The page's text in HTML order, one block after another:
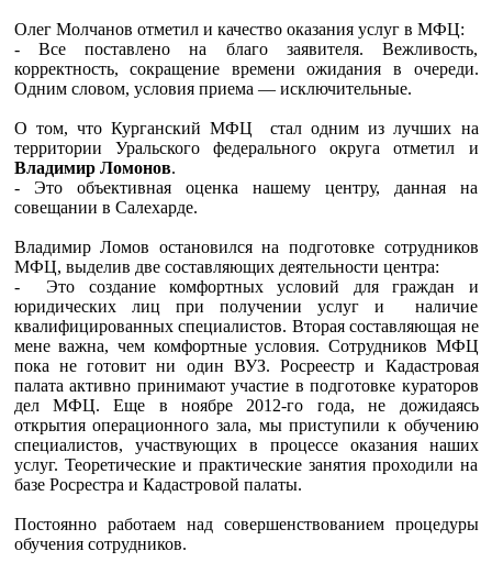
Олег Молчанов отметил и качество оказания услуг в МФЦ:
- Все поставлено на благо заявителя. Вежливость,
корректность, сокращение времени ожидания в очереди.
Одним словом, условия приема — исключительные.
О том, что Курганский МФЦ стал одним из лучших на
территории Уральского федерального округа отметил и
Владимир Ломонов.
- Это объективная оценка нашему центру, данная на
совещании в Салехарде.
Владимир Ломов остановился на подготовке сотрудников
МФЦ, выделив две составляющих деятельности центра:
- Это создание комфортных условий для граждан и
юридических лиц при получении услуг и наличие
квалифицированных специалистов. Вторая составляющая не
мене важна, чем комфортные условия. Сотрудников МФЦ
пока не готовит ни один ВУЗ. Росреестр и Кадастровая
палата активно принимают участие в подготовке кураторов
дел МФЦ. Еще в ноябре 2012-го года, не дожидаясь
открытия операционного зала, мы приступили к обучению
специалистов, участвующих в процессе оказания наших
услуг. Теоретические и практические занятия проходили на
базе Росрестра и Кадастровой палаты.
Постоянно работаем над совершенствованием процедуры
обучения сотрудников.